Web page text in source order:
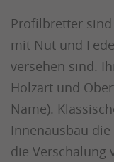
Profilbretter
mit Nut und
versehen sind.
Holzart und
Name).
Innenausbau die
die Verschalung